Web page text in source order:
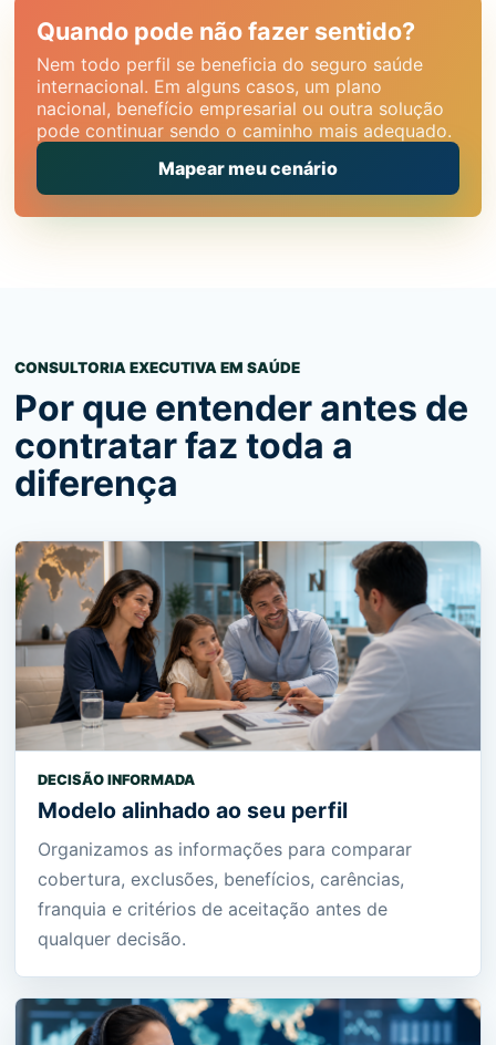
Quando pode não fazer sentido?
Nem todo perfil se beneficia do seguro saúde
internacional. Em alguns casos, um plano
nacional, benefício empresarial ou outra solução
pode continuar sendo o caminho mais adequado.
Mapear meu cenário
CONSULTORIA EXECUTIVA EM SAÚDE
Por que entender antes de
contratar faz toda a
diferença
DECISÃO INFORMADA
Modelo alinhado ao seu perfil
Organizamos as informações para comparar
cobertura, exclusões, benefícios, carências,
franquia e critérios de aceitação antes de
qualquer decisão.